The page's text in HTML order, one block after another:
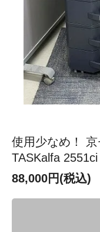
使用少なめ！
TASKalfa
88,000円(税込)